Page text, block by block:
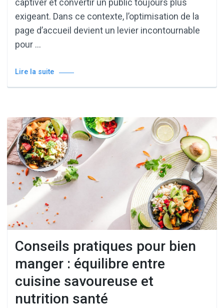
captiver et convertir un public toujours plus
exigeant. Dans ce contexte, l’optimisation de la
page d’accueil devient un levier incontournable
pour …
Lire la suite
Conseils pratiques pour bien
manger : équilibre entre
cuisine savoureuse et
nutrition santé